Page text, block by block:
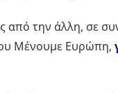
από την άλλη, σε
Μένουμε Ευρώπη,